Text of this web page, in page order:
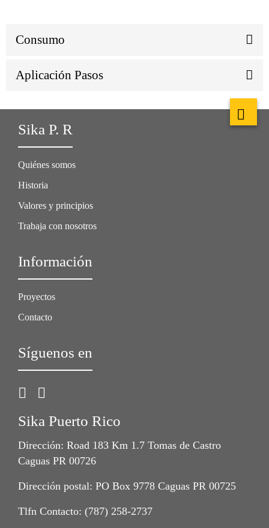
Consumo
Aplicación Pasos
Sika P. R
Quiénes somos
Historia
Valores y principios
Trabaja con nosotros
Información
Proyectos
Contacto
Síguenos en
Sika Puerto Rico
Dirección: Road 183 Km 1.7 Tomas de Castro
Caguas PR 00726
Dirección postal: PO Box 9778 Caguas PR 00725
Tlfn Contacto: (787) 258-2737